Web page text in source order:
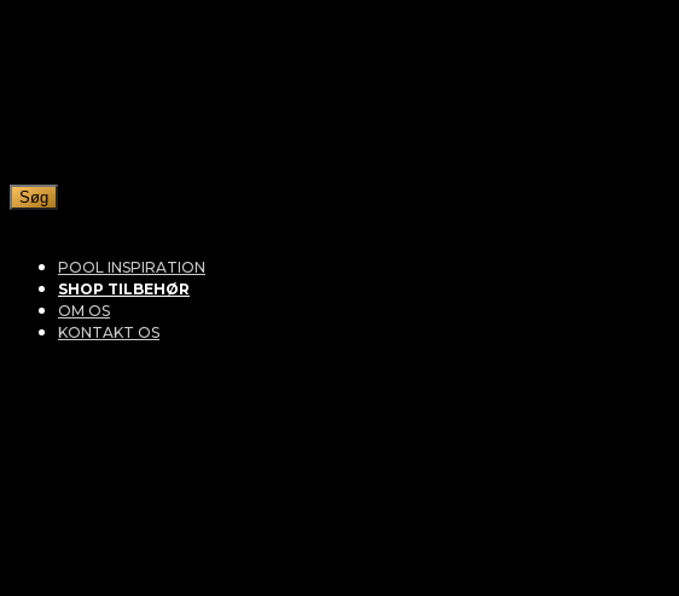
Søg
POOL INSPIRATION
SHOP TILBEHØR
OM OS
KONTAKT OS